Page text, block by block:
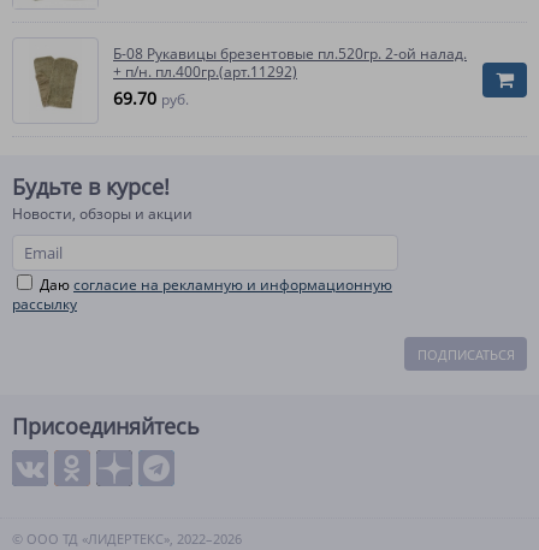
Б-08 Рукавицы брезентовые пл.520гр. 2-ой налад.
+ п/н. пл.400гр.(арт.11292)
69.70 руб.
Будьте в курсе!
Новости, обзоры и акции
Даюсогласие на рекламную и информационную
рассылку
ПОДПИСАТЬСЯ
Присоединяйтесь
© ООО ТД «ЛИДЕРТЕКС», 2022–2026